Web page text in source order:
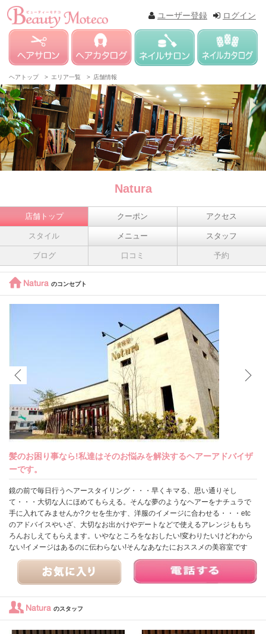
ログイン
ユーザー登録
ヘアトップ > エリア一覧 > 店舗情報
Natura
店舗トップ クーポン アクセス
スタイル メニュー スタッフ
ブログ 口コミ 予約
Natura のコンセプト
髪のお困り事なら!私達はそのお悩みを解決するヘアーアドバイザ
ーです。
鏡の前で毎日行うヘアースタイリング・・・早くキマる、思い通りそし
て・・・大切な人にほめてもらえる。そんな夢のようなヘアーをナチュラで
手に入れてみませんか?クセを生かす、洋服のイメージに合わせる・・・etc
のアドバイスやいざ、大切なお出かけやデートなどで使えるアレンジももち
ろんおしえてもらえます。いやなところをなおしたい!変わりたいけどわから
ない!イメージはあるのに伝わらない!そんなあなたにおススメの美容室です
Natura のスタッフ